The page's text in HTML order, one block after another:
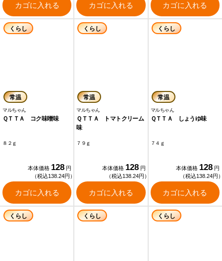
カゴに入れる カゴに入れる カゴに入れる
くらし
常温
マルちゃん
ＱＴＴＡ コク味噌味
８２ｇ
本体価格 128 円
（税込138.24円）
カゴに入れる
くらし
常温
マルちゃん
ＱＴＴＡ トマトクリーム
味
７９ｇ
本体価格 128 円
（税込138.24円）
カゴに入れる
くらし
常温
マルちゃん
ＱＴＴＡ しょうゆ味
７４ｇ
本体価格 128 円
（税込138.24円
カゴに入れる
くらし くらし くらし